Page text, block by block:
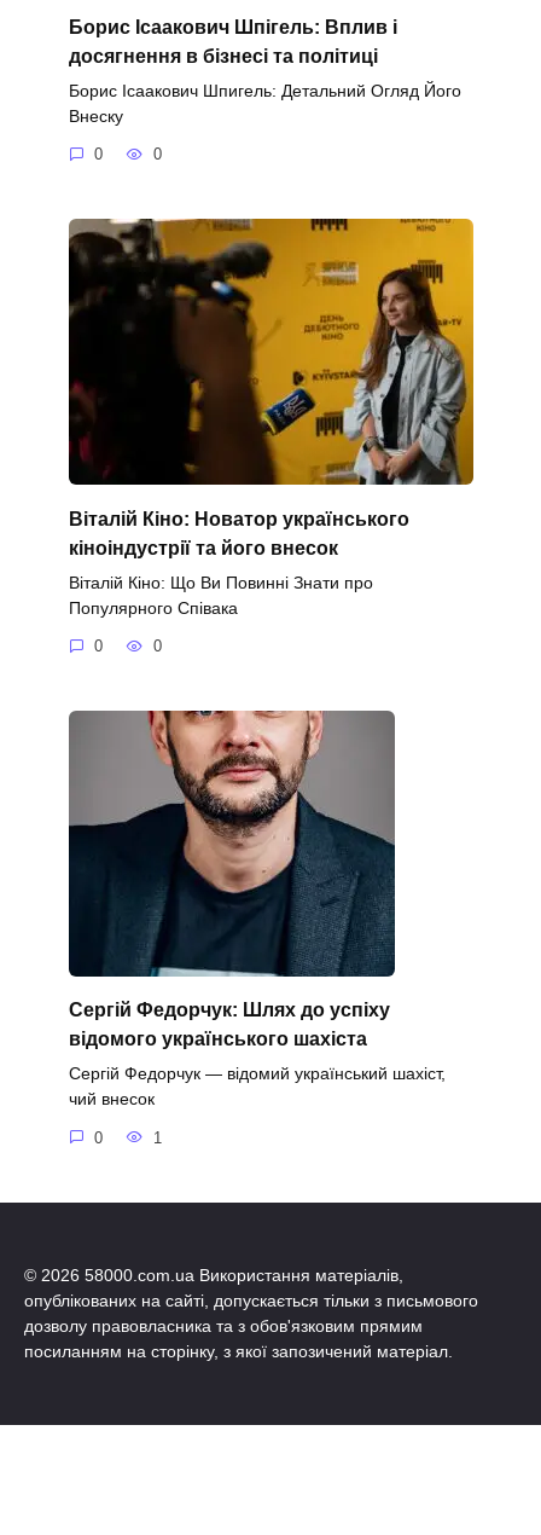
Борис Ісаакович Шпігель: Вплив і
досягнення в бізнесі та політиці
Борис Ісаакович Шпигель: Детальний Огляд Його
Внеску
0 0
Віталій Кіно: Новатор українського
кіноіндустрії та його внесок
Віталій Кіно: Що Ви Повинні Знати про
Популярного Співака
0 0
Сергій Федорчук: Шлях до успіху
відомого українського шахіста
Сергій Федорчук — відомий український шахіст,
чий внесок
0 1
© 2026 58000.com.ua Використання матеріалів,
опублікованих на сайті, допускається тільки з письмового
дозволу правовласника та з обов'язковим прямим
посиланням на сторінку, з якої запозичений матеріал.